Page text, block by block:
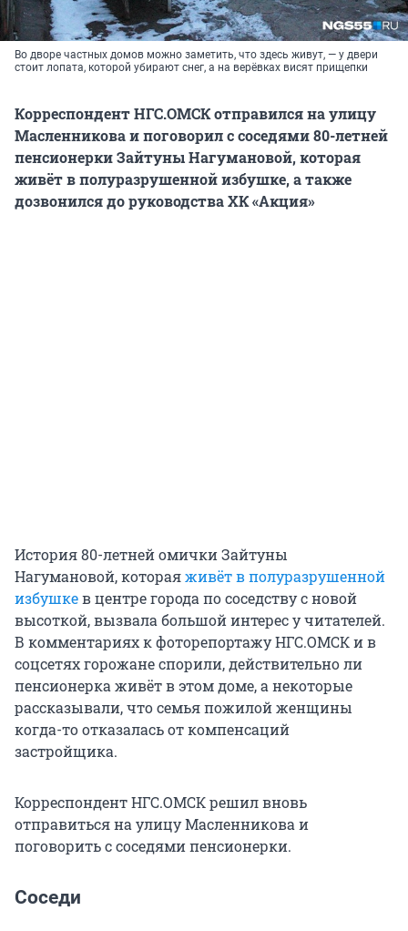
Во дворе частных домов можно заметить, что здесь живут, — у двери
стоит лопата, которой убирают снег, а на верёвках висят прищепки
Корреспондент НГС.ОМСК отправился на улицу
Масленникова и поговорил с соседями 80-летней
пенсионерки Зайтуны Нагумановой, которая
живёт в полуразрушенной избушке, а также
дозвонился до руководства ХК «Акция»
История 80-летней омички Зайтуны
Нагумановой, котораяживёт в полуразрушенной
избушкев центре города по соседству с новой
высоткой, вызвала большой интерес у читателей.
В комментариях к фоторепортажу НГС.ОМСК и в
соцсетях горожане спорили, действительно ли
пенсионерка живёт в этом доме, а некоторые
рассказывали, что семья пожилой женщины
когда-то отказалась от компенсаций
застройщика.
Корреспондент НГС.ОМСК решил вновь
отправиться на улицу Масленникова и
поговорить с соседями пенсионерки.
Соседи